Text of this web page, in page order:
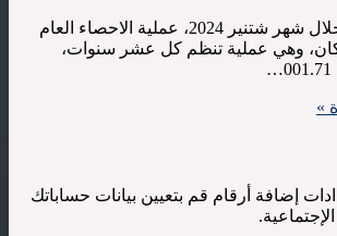
ستشهد بلادنا خلال شهر شتنير 2024، عملية الاحصاء العام
وهي عملية تنظم كل عشر سنوات،
»
إضافة أرقام قم بتعيين بيانات حساباتك